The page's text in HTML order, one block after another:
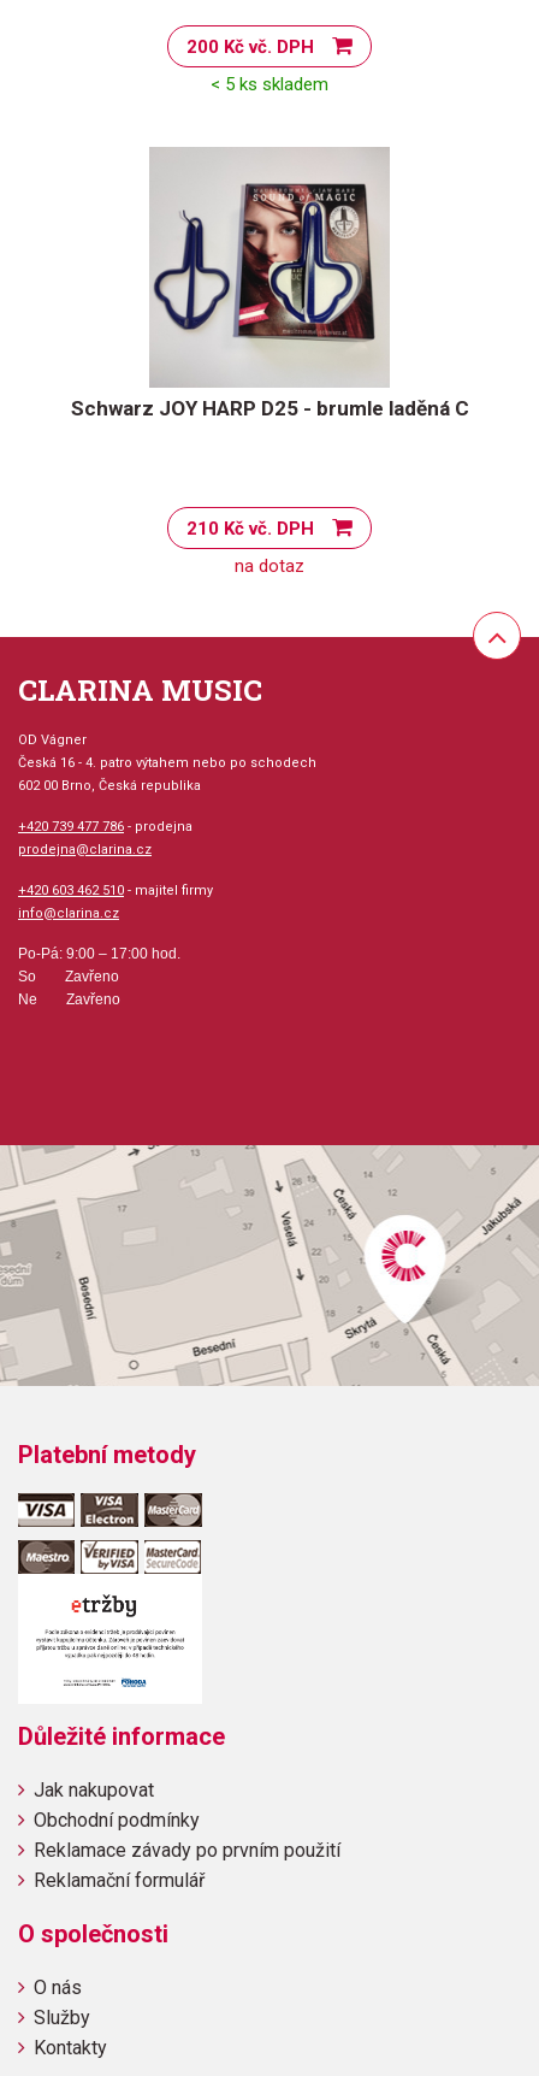
200 Kč vč. DPH
< 5 ks skladem
Schwarz JOY HARP D25 - brumle laděná C
210 Kč vč. DPH
na dotaz
CLARINA MUSIC
OD Vágner
Česká 16 - 4. patro výtahem nebo po schodech
602 00 Brno, Česká republika
+420 739 477 786 - prodejna
prodejna@clarina.cz
+420 603 462 510 - majitel firmy
info@clarina.cz
Po-Pá: 9:00 – 17:00 hod.
So Zavřeno
Ne Zavřeno
Platební metody
Důležité informace
Jak nakupovat
Obchodní podmínky
Reklamace závady po prvním použití
Reklamační formulář
O společnosti
O nás
Služby
Kontakty